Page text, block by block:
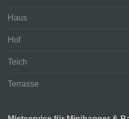
Haus
Hof
Teich
Terrasse